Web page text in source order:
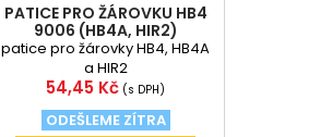
PATICE PRO ŽÁROVKU HB4
9006 (HB4A, HIR2)
patice pro žárovky HB4, HB4A
a HIR2
Cena
54,45 Kč (s DPH)
ODEŠLEME ZÍTRA